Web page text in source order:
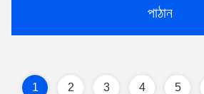
পাঠান
1 2 3 4 5